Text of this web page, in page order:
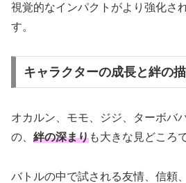
視覚的なインパクトがより強化さ
す。
キャラクターの成長と絆の
オカルン、モモ、ジジ、ターボバ
の、 絆の深まりも大きな見どころ
バトルの中で試される友情、信頼